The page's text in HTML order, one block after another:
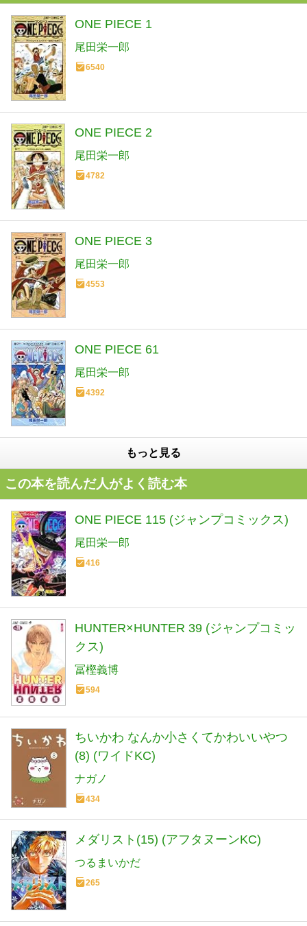
ONE PIECE 1
尾田栄一郎
6540
ONE PIECE 2
尾田栄一郎
4782
ONE PIECE 3
尾田栄一郎
4553
ONE PIECE 61
尾田栄一郎
4392
もっと見る
この本を読んだ人がよく読む本
ONE PIECE 115 (ジャンプコミックス)
尾田栄一郎
416
HUNTER×HUNTER 39 (ジャンプコミッ
クス)
冨樫義博
594
ちいかわ なんか小さくてかわいいやつ
(8) (ワイドKC)
ナガノ
434
メダリスト(15) (アフタヌーンKC)
つるまいかだ
265